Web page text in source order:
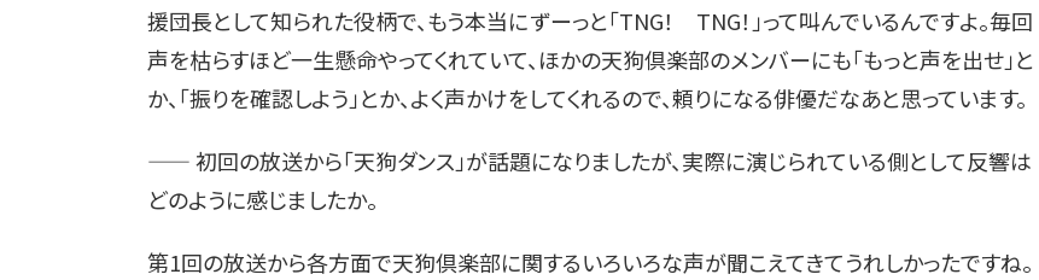
援団長として知られた役柄で、もう本当にずーっと「TNG！ TNG！」って叫んでいるんですよ。毎回
声を枯らすほど一生懸命やってくれていて、ほかの天狗倶楽部のメンバーにも「もっと声を出せ」と
か、「振りを確認しよう」とか、よく声かけをしてくれるので、頼りになる俳優だなあと思っています。
—— 初回の放送から「天狗ダンス」が話題になりましたが、実際に演じられている側として反響は
どのように感じましたか。
第1回の放送から各方面で天狗倶楽部に関するいろいろな声が聞こえてきてうれしかったですね。